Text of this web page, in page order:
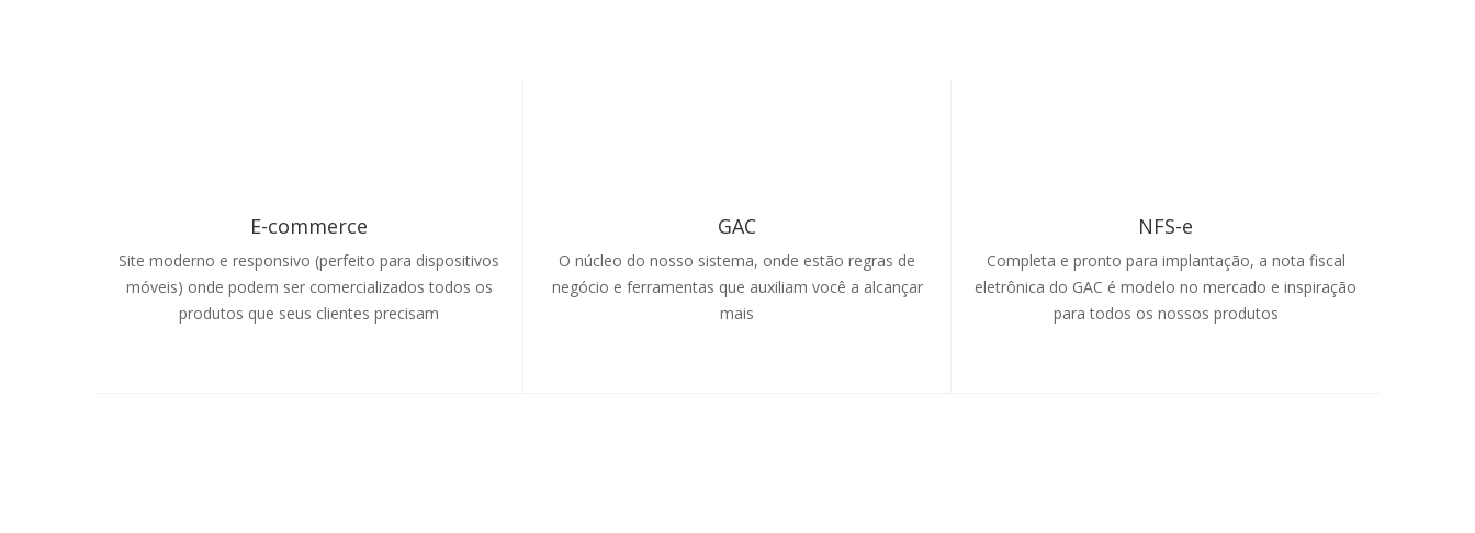
E-commerce
Site moderno e responsivo (perfeito para dispositivos
móveis) onde podem ser comercializados todos os
produtos que seus clientes precisam
GAC
O núcleo do nosso sistema, onde estão regras de
negócio e ferramentas que auxiliam você a alcançar
mais
NFS-e
Completa e pronto para implantação, a nota fiscal
eletrônica do GAC é modelo no mercado e inspiração
para todos os nossos produtos